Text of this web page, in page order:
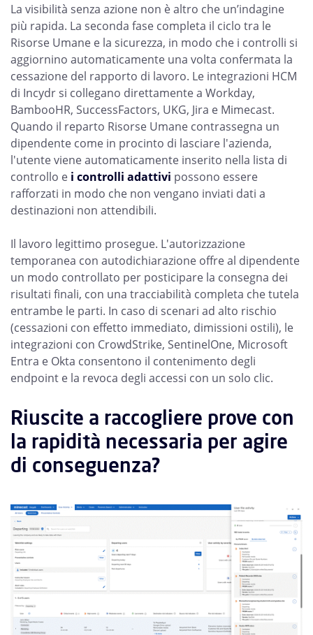
La visibilità senza azione non è altro che un’indagine
più rapida. La seconda fase completa il ciclo tra le
Risorse Umane e la sicurezza, in modo che i controlli si
aggiornino automaticamente una volta confermata la
cessazione del rapporto di lavoro. Le integrazioni HCM
di Incydr si collegano direttamente a Workday,
BambooHR, SuccessFactors, UKG, Jira e Mimecast.
Quando il reparto Risorse Umane contrassegna un
dipendente come in procinto di lasciare l'azienda,
l'utente viene automaticamente inserito nella lista di
controllo e i controlli adattivi possono essere
rafforzati in modo che non vengano inviati dati a
destinazioni non attendibili.
Il lavoro legittimo prosegue. L'autorizzazione
temporanea con autodichiarazione offre al dipendente
un modo controllato per posticipare la consegna dei
risultati finali, con una tracciabilità completa che tutela
entrambe le parti. In caso di scenari ad alto rischio
(cessazioni con effetto immediato, dimissioni ostili), le
integrazioni con CrowdStrike, SentinelOne, Microsoft
Entra e Okta consentono il contenimento degli
endpoint e la revoca degli accessi con un solo clic.
Riuscite a raccogliere prove con
la rapidità necessaria per agire
di conseguenza?